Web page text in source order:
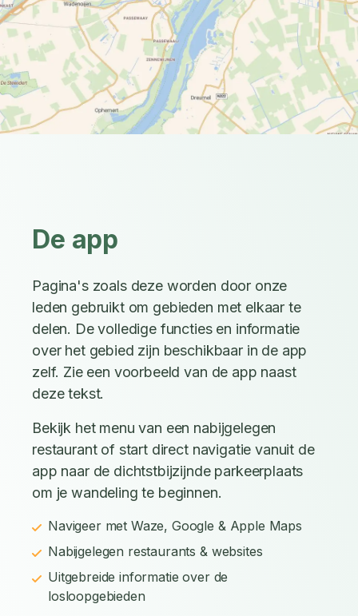
De app
Pagina's zoals deze worden door onze
leden gebruikt om gebieden met elkaar te
delen. De volledige functies en informatie
over het gebied zijn beschikbaar in de app
zelf. Zie een voorbeeld van de app naast
deze tekst.
Bekijk het menu van een nabijgelegen
restaurant of start direct navigatie vanuit de
app naar de dichtstbijzijnde parkeerplaats
om je wandeling te beginnen.
Navigeer met Waze, Google & Apple Maps
Nabijgelegen restaurants & websites
Uitgebreide informatie over de
losloopgebieden